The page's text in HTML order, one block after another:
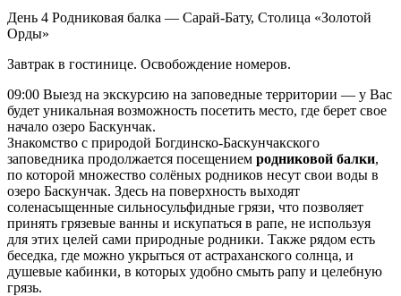
День 4 Родниковая балка — Сарай-Бату, Столица «Золотой
Орды»
Завтрак в гостинице. Освобождение номеров.
09:00 Выезд на экскурсию на заповедные территории — у Вас
будет уникальная возможность посетить место, где берет свое
начало озеро Баскунчак.
Знакомство с природой Богдинско-Баскунчакского
заповедника продолжается посещением родниковой балки,
по которой множество солёных родников несут свои воды в
озеро Баскунчак. Здесь на поверхность выходят
соленасыщенные сильносульфидные грязи, что позволяет
принять грязевые ванны и искупаться в рапе, не используя
для этих целей сами природные родники. Также рядом есть
беседка, где можно укрыться от астраханского солнца, и
душевые кабинки, в которых удобно смыть рапу и целебную
грязь.